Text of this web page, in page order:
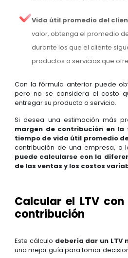
Vida útil promedio del
valor, obtenga el promedio
durante los que el cliente
productos o servicios que
Con la fórmula anterior puede
pero no se considera el costo
entregar su producto o servicio.
Si desea una estimación más
margen de contribución en la
tiempo de vida útil promedio
contribución de una empresa, a
puede calcularse con la
de las ventas y los costos
Calcular el LTV
contribución
Este cálculo debería dar un LTV
una mejor guía para tomar